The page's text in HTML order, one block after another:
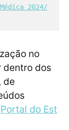
2024/
no
dentro dos
de
Portal do Est